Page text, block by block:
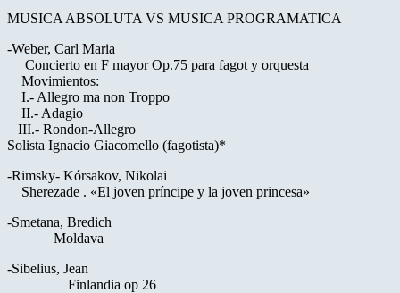
MUSICA ABSOLUTA VS MUSICA PROGRAMATICA
-Weber, Carl Maria
Concierto en F mayor Op.75 para fagot y orquesta
Movimientos:
I.- Allegro ma non Troppo
II.- Adagio
III.- Rondon-Allegro
Solista Ignacio Giacomello (fagotista)*
-Rimsky- Kórsakov, Nikolai
Sherezade . «El joven príncipe y la joven princesa»
-Smetana, Bredich
Moldava
-Sibelius, Jean
Finlandia op 26